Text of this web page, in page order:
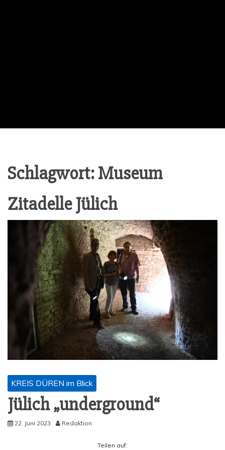
Schlagwort:Museum
Zitadelle Jülich
KREIS DÜREN im Blick
Jülich „under­ground“
22. Juni 2023 Redaktion
Tei­len auf: